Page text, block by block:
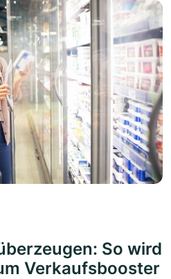
So wird
Verkaufsbooster